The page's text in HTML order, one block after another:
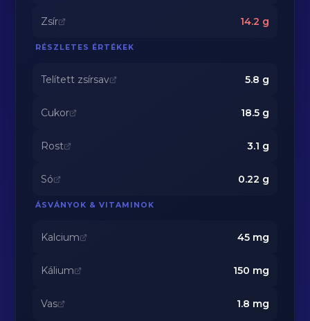
Zsír 14.2 g
RÉSZLETES ÉRTÉKEK
Telített zsírsav 5.8 g
Cukor 18.5g
Rost 3.1 g
Só 0.22 g
ÁSVÁNYOK & VITAMINOK
Kalcium 45mg
Kálium 150 mg
Vas 1.8 mg